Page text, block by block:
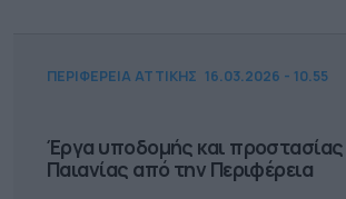
ΠΕΡΙΦΕΡΕΙΑ ΑΤΤΙΚΗΣ 16.03.2026 - 10.55
Έργα υποδομής και
Παιανίας από την Περιφέρεια